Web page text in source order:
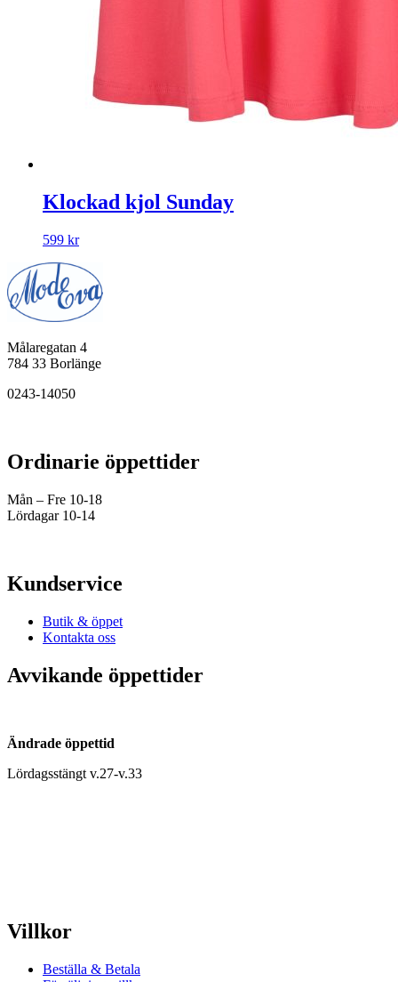
Klockad kjol Sunday
599 kr
Målaregatan 4
784 33 Borlänge
0243-14050
Ordinarie öppettider
Mån – Fre 10-18
Lördagar 10-14
Kundservice
Butik & öppet
Kontakta oss
Avvikande öppettider
Ändrade öppettid
Lördagsstängt v.27-v.33
Villkor
Beställa & Betala